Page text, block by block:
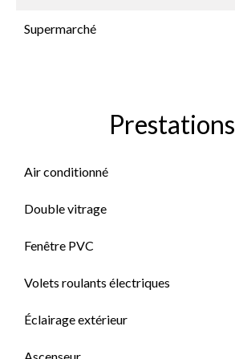
Supermarché
Prestations
Air conditionné
Double vitrage
Fenêtre PVC
Volets roulants électriques
Éclairage extérieur